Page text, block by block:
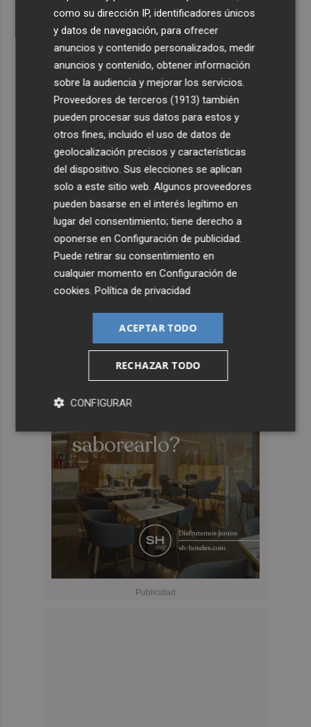
como su dirección IP, identificadores únicos
y datos de navegación, para ofrecer
anuncios y contenido personalizados, medir
anuncios y contenido, obtener información
sobre la audiencia y mejorar los servicios.
Proveedores de terceros (1913) también
pueden procesar sus datos para estos y
otros fines, incluido el uso de datos de
geolocalización precisos y características
del dispositivo. Sus elecciones se aplican
solo a este sitio web. Algunos proveedores
pueden basarse en el interés legítimo en
lugar del consentimiento; tiene derecho a
oponerse enConfiguración de publicidad.
Puede retirar su consentimiento en
cualquier momento enConfiguración de
cookies.Política de privacidad
ACEPTAR TODO
RECHAZAR TODO
CONFIGURAR